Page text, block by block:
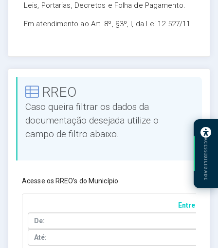
Leis, Portarias, Decretos e Folha de Pagamento.
Em atendimento ao Art. 8º, §3º, I, da Lei 12.527/11
RREO
Caso queira filtrar os dados da
documentação desejada utilize o
campo de filtro abaixo.
Acesse os RREO’s do Município
Entre Datas
ACESSIBILIDADE